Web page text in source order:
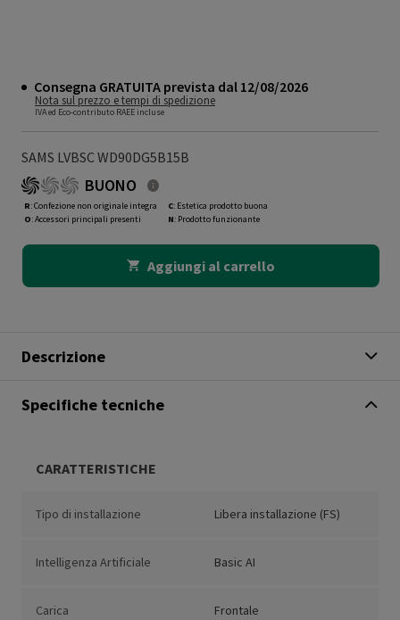
Consegna GRATUITA prevista dal 12/08/2026
Nota sul prezzo e tempi di spedizione
IVA ed Eco-contributo RAEE incluse
SAMS LVBSC WD90DG5B15B
BUONO
R: Confezione non originale integra
O: Accessori principali presenti
C: Estetica prodotto buona
N: Prodotto funzionante
Aggiungi al carrello
Descrizione
Specifiche tecniche
CARATTERISTICHE
Tipo di installazione Libera installazione (FS)
Intelligenza Artificiale Basic AI
Carica Frontale